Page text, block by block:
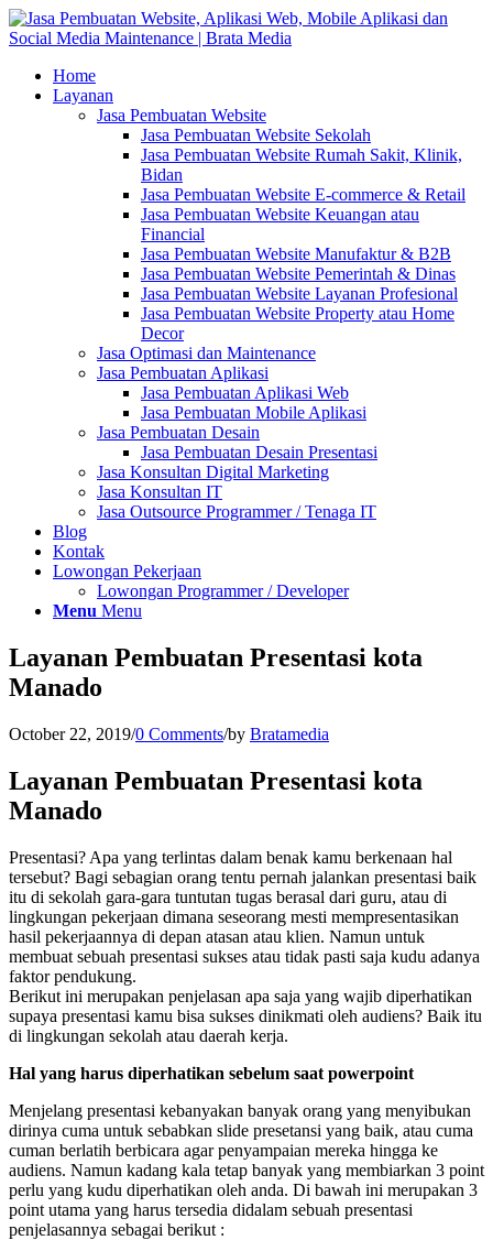
Home
Layanan
Jasa Pembuatan Website
Jasa Pembuatan Website Sekolah
Jasa Pembuatan Website Rumah Sakit, Klinik,
Bidan
Jasa Pembuatan Website E-commerce & Retail
Jasa Pembuatan Website Keuangan atau
Financial
Jasa Pembuatan Website Manufaktur & B2B
Jasa Pembuatan Website Pemerintah & Dinas
Jasa Pembuatan Website Layanan Profesional
Jasa Pembuatan Website Property atau Home
Decor
Jasa Optimasi dan Maintenance
Jasa Pembuatan Aplikasi
Jasa Pembuatan Aplikasi Web
Jasa Pembuatan Mobile Aplikasi
Jasa Pembuatan Desain
Jasa Pembuatan Desain Presentasi
Jasa Konsultan Digital Marketing
Jasa Konsultan IT
Jasa Outsource Programmer / Tenaga IT
Blog
Kontak
Lowongan Pekerjaan
Lowongan Programmer / Developer
Menu Menu
Layanan Pembuatan Presentasi kota
Manado
October 22, 2019/0 Comments/by Bratamedia
Layanan Pembuatan Presentasi kota
Manado
Presentasi? Apa yang terlintas dalam benak kamu berkenaan hal
tersebut? Bagi sebagian orang tentu pernah jalankan presentasi baik
itu di sekolah gara-gara tuntutan tugas berasal dari guru, atau di
lingkungan pekerjaan dimana seseorang mesti mempresentasikan
hasil pekerjaannya di depan atasan atau klien. Namun untuk
membuat sebuah presentasi sukses atau tidak pasti saja kudu adanya
faktor pendukung.
Berikut ini merupakan penjelasan apa saja yang wajib diperhatikan
supaya presentasi kamu bisa sukses dinikmati oleh audiens? Baik itu
di lingkungan sekolah atau daerah kerja.
Hal yang harus diperhatikan sebelum saat powerpoint
Menjelang presentasi kebanyakan banyak orang yang menyibukan
dirinya cuma untuk sebabkan slide presetansi yang baik, atau cuma
cuman berlatih berbicara agar penyampaian mereka hingga ke
audiens. Namun kadang kala tetap banyak yang membiarkan 3 point
perlu yang kudu diperhatikan oleh anda. Di bawah ini merupakan 3
point utama yang harus tersedia didalam sebuah presentasi
penjelasannya sebagai berikut :